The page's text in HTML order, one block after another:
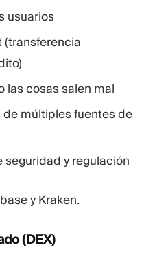
usuarios
(transferencia
las cosas salen mal
múltiples fuentes de
seguridad y regulación
y Kraken.
(DEX)